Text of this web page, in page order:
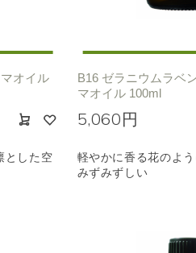
オイル
とした空
B16 ゼラニウムラベ
マオイル 100ml
5,060円
軽やかに香る花のよ
みずみずしい